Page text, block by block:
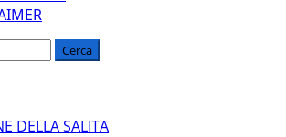
DELLA SALITA